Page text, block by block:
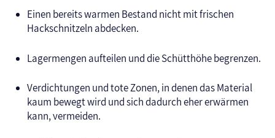
Einen bereits warmen Bestand nicht mit frischen
Hackschnitzeln abdecken.
Lagermengen aufteilen und die Schütthöhe begrenzen.
Verdichtungen und tote Zonen, in denen das Material
kaum bewegt wird und sich dadurch eher erwärmen
kann, vermeiden.